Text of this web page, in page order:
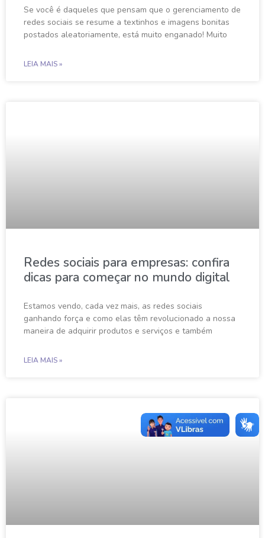
Se você é daqueles que pensam que o gerenciamento de
redes sociais se resume a textinhos e imagens bonitas
postados aleatoriamente, está muito enganado! Muito
LEIA MAIS »
Redes sociais para empresas: confira
dicas para começar no mundo digital
Estamos vendo, cada vez mais, as redes sociais
ganhando força e como elas têm revolucionado a nossa
maneira de adquirir produtos e serviços e também
LEIA MAIS »